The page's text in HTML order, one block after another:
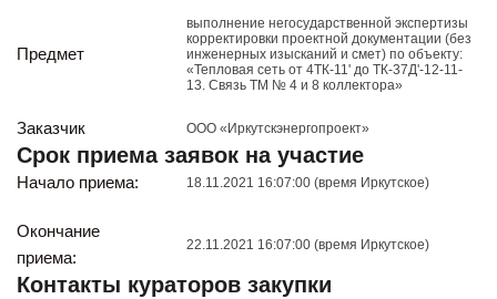
Реализация непрофильных активов
Иркутск
ул. Рабочая, 22
Предмет
выполнение негосударственной экспертизы
корректировки проектной документации (без
инженерных изысканий и смет) по объекту:
«Тепловая сеть от 4ТК-11' до ТК-37Д'-12-11-
13. Связь ТМ № 4 и 8 коллектора»
Заказчик ООО «Иркутскэнергопроект»
Срок приема заявок на участие
Начало приема: 18.11.2021 16:07:00 (время Иркутское)
Окончание
приема:
22.11.2021 16:07:00 (время Иркутское)
Контакты кураторов закупки